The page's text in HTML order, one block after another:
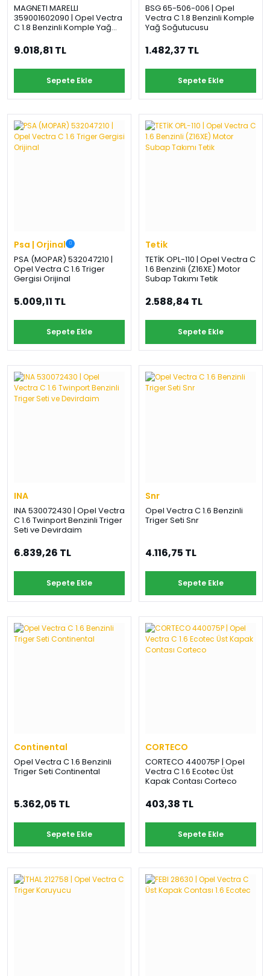
MAGNETI MARELLI
359001602090 | Opel Vectra
C 1.8 Benzinli Komple Yağ
9.018,81 TL
Sepete Ekle
BSG 65-506-006 | Opel
Vectra C 1.8 Benzinli Komple
Yağ Soğutucusu
1.482,37 TL
Sepete Ekle
Psa | Orjinal
PSA (MOPAR) 532047210 |
Opel Vectra C 1.6 Triger
Gergisi Orijinal
5.009,11 TL
Sepete Ekle
Tetik
TETİK OPL-110 | Opel Vectra C
1.6 Benzinli (Z16XE) Motor
Subap Takımı Tetik
2.588,84 TL
Sepete Ekle
INA
INA 530072430 | Opel Vectra
C 1.6 Twinport Benzinli Triger
Seti ve Devirdaim
6.839,26 TL
Sepete Ekle
Snr
Opel Vectra C 1.6 Benzinli
Triger Seti Snr
4.116,75 TL
Sepete Ekle
Continental
Opel Vectra C 1.6 Benzinli
Triger Seti Continental
5.362,05 TL
Sepete Ekle
CORTECO
CORTECO 440075P | Opel
Vectra C 1.6 Ecotec Üst
Kapak Contası Corteco
403,38 TL
Sepete Ekle